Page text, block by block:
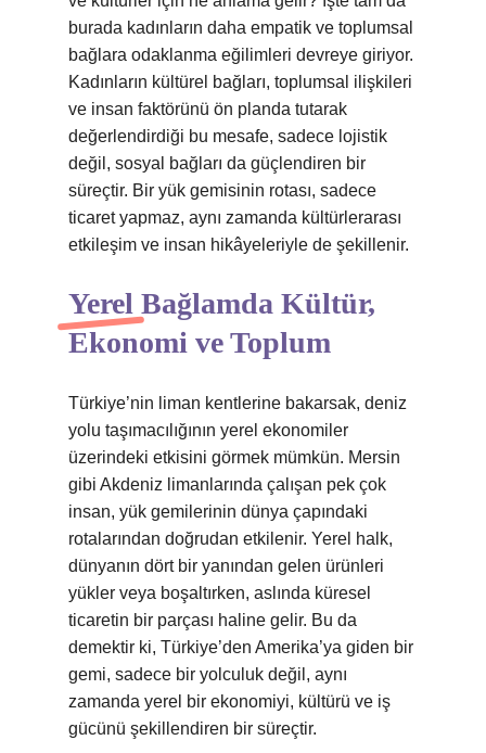
burada kadınların daha empatik ve toplumsal
bağlara odaklanma eğilimleri devreye giriyor.
Kadınların kültürel bağları, toplumsal ilişkileri
ve insan faktörünü ön planda tutarak
değerlendirdiği bu mesafe, sadece lojistik
değil, sosyal bağları da güçlendiren bir
süreçtir. Bir yük gemisinin rotası, sadece
ticaret yapmaz, aynı zamanda kültürlerarası
etkileşim ve insan hikâyeleriyle de şekillenir.
Yerel Bağlamda Kültür,
Ekonomi ve Toplum
Türkiye’nin liman kentlerine bakarsak, deniz
yolu taşımacılığının yerel ekonomiler
üzerindeki etkisini görmek mümkün. Mersin
gibi Akdeniz limanlarında çalışan pek çok
insan, yük gemilerinin dünya çapındaki
rotalarından doğrudan etkilenir. Yerel halk,
dünyanın dört bir yanından gelen ürünleri
yükler veya boşaltırken, aslında küresel
ticaretin bir parçası haline gelir. Bu da
demektir ki, Türkiye’den Amerika’ya giden bir
gemi, sadece bir yolculuk değil, aynı
zamanda yerel bir ekonomiyi, kültürü ve iş
gücünü şekillendiren bir süreçtir.